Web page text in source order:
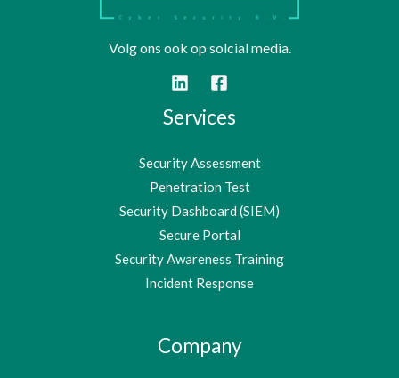
Volg ons ook op solcial media.
Services
Security Assessment
Penetration Test
Security Dashboard (SIEM)
Secure Portal
Security Awareness Training
Incident Response
Company